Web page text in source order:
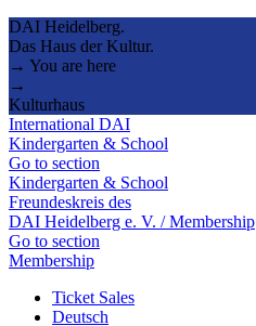
DAI Heidelberg.
Das Haus der Kultur.
→ You are here
→
Kulturhaus
International DAI
Kindergarten & School
Go to section
Kindergarten & School
Freundeskreis des
DAI Heidelberg e. V. / Membership
Go to section
Membership
Ticket Sales
Deutsch